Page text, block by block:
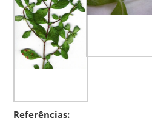
Referências: